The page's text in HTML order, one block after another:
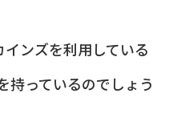
ンズを利用している
持っているのでしょう